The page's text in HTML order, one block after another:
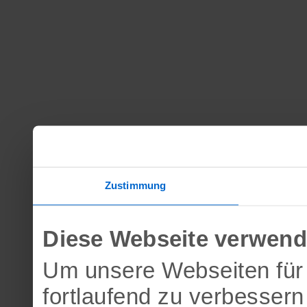
Zustimmung
Diese Webseite
Um unsere Webseiten
fortlaufend zu